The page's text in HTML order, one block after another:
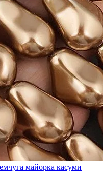
майорка касуми